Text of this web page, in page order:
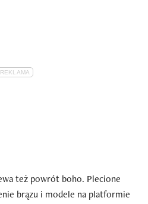
też powrót boho. Plecione
brązu i modele na platformie